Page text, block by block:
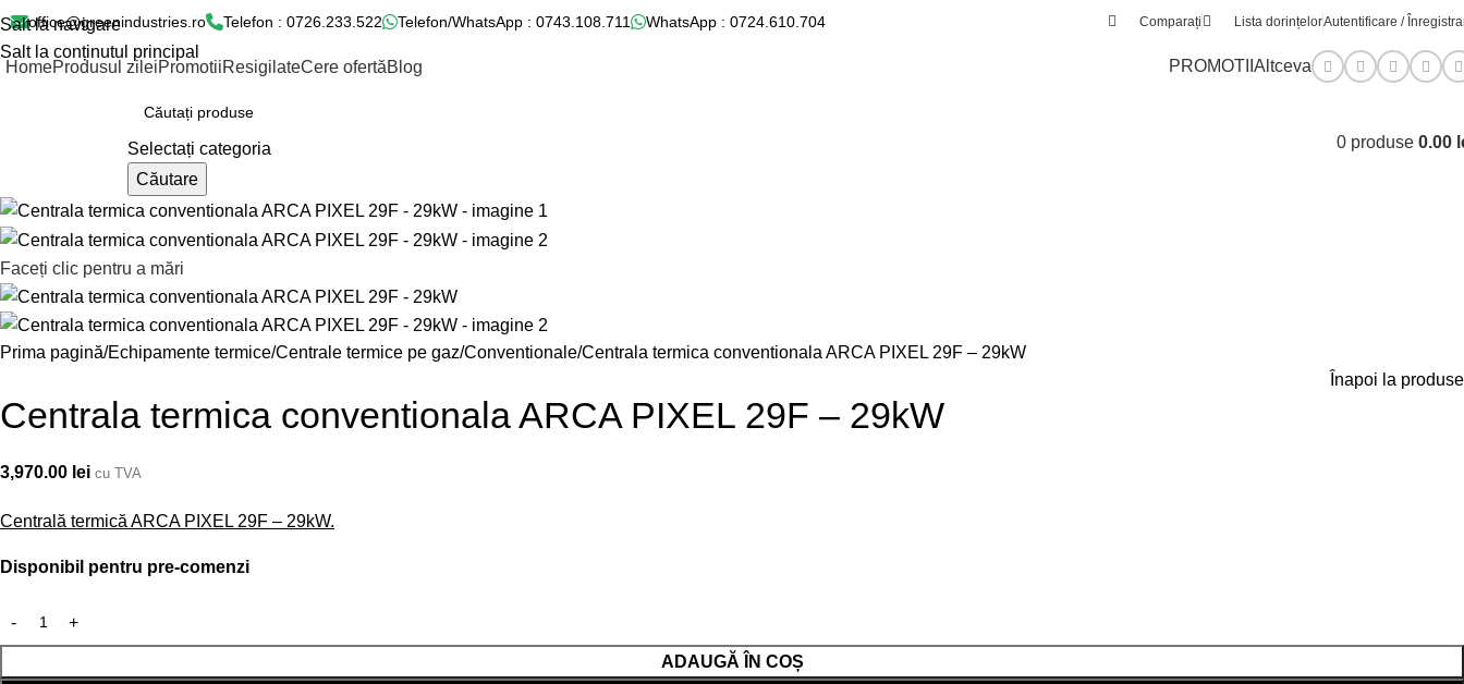
Salt la navigare
Salt la conținutul principal
office@greenindustries.ro Telefon : 0726.233.522 Telefon/WhatsApp : 0743.108.711 WhatsApp : 0724.610.704 Comparați Lista dorințelorAutentificare /
HomeProdusul zileiPromotiiResigilateCere ofertăBlog PROMOTII Altceva
Selectați categoria
Căutare
0 produse 0.00
Faceți clic pentru a mări
Prima pagină Echipamente termice Centrale termice pe gaz Conventionale Centrala termica conventionala ARCA PIXEL 29F – 29kW
Înapoi la produse
Centrala termica conventionala ARCA PIXEL 29F – 29kW
3,970.00 lei cu TVA
Centrală termică ARCA PIXEL 29F – 29kW.
Disponibil pentru pre-comenzi
ADAUGĂ ÎN COȘ